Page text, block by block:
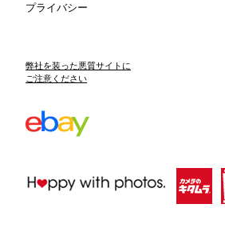
プライバシー
弊社を装った悪質サイトに
ご注意ください